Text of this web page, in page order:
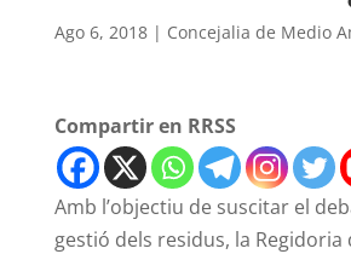
Ago 6, 2018| Concejalia de Medio
Compartir en RRSS
Amb l’objectiu de suscitar el
gestió dels residus, la Regidoria